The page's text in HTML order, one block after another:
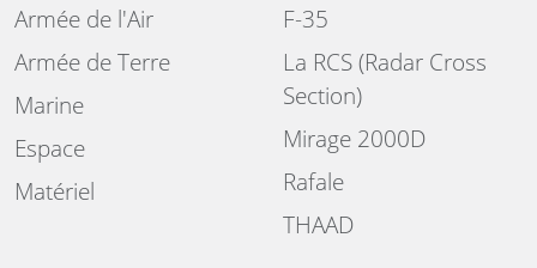
Armée de l'Air
Armée de Terre
Marine
Espace
Matériel
F-35
La RCS (Radar Cross
Section)
Mirage 2000D
Rafale
THAAD